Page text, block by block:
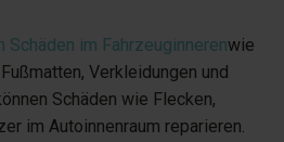
Schäden im Fahrzeuginnerenwie
Verkleidungen und
Schäden wie Flecken,
im Autoinnenraum reparieren.